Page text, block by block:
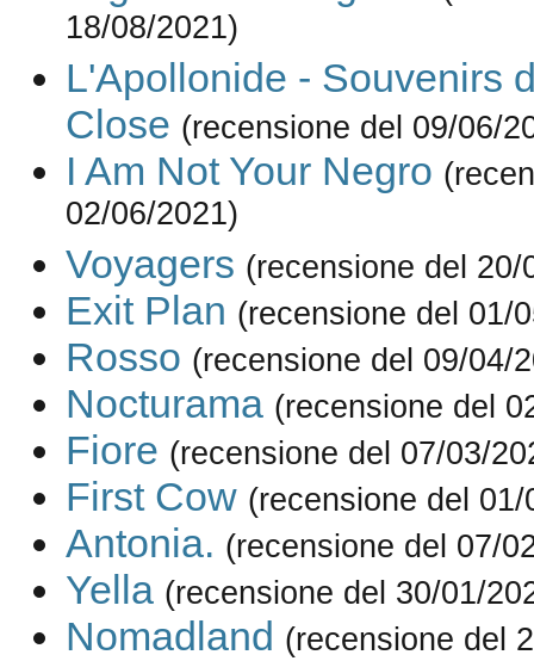
18/08/2021)
L'Apollonide - Souvenirs
Close (recensione del 09/06/
I Am Not Your Negro
02/06/2021)
Voyagers (recensione del 20/
Exit Plan (recensione del 01/
Rosso (recensione del 09/04/
Nocturama (recensione del
Fiore (recensione del 07/03/
First Cow (recensione del 01/
Antonia. (recensione del 07/
Yella (recensione del 30/01/
Nomadland (recensione del